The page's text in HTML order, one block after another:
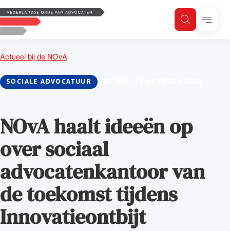
Logo, to the homepage
ZoekenMenu
Actueel bij de NOvA
NOvA haalt ideeën op
over sociaal
advocatenkantoor van
de toekomst tijdens
Innovatieontbijt
SOCIALE ADVOCATUUR
Zoeken
Zoek op trefwoord